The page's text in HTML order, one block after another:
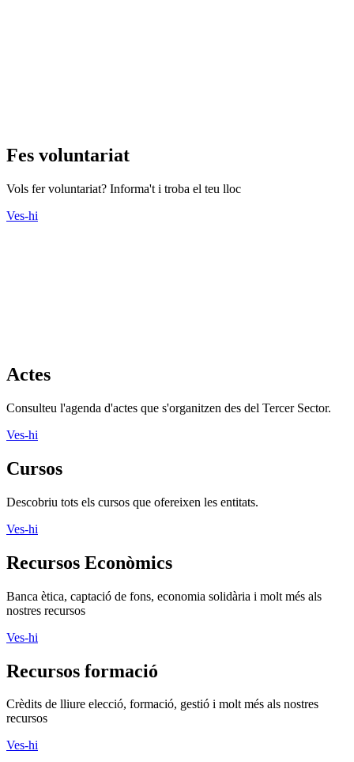
Fes voluntariat
Vols fer voluntariat? Informa't i troba el teu lloc
Ves-hi
Actes
Consulteu l'agenda d'actes que s'organitzen des del Tercer Sector.
Ves-hi
Cursos
Descobriu tots els cursos que ofereixen les entitats.
Ves-hi
Recursos Econòmics
Banca ètica, captació de fons, economia solidària i molt més als
nostres recursos
Ves-hi
Recursos formació
Crèdits de lliure elecció, formació, gestió i molt més als nostres
recursos
Ves-hi